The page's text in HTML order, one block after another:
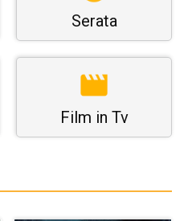
Serata
Film in Tv